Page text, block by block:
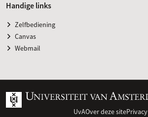
Handige links
Zelfbediening
Canvas
Webmail
UvAOver deze sitePrivacy